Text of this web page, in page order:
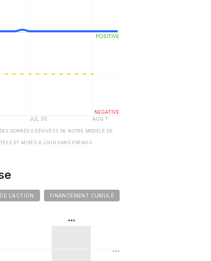
DONNÉES DÉRIVÉES DE NOTRE MODÈLE DE
ET MISES À JOUR SANS PRÉAVIS.
L'ACTION FINANCEMENT CUMULÉ